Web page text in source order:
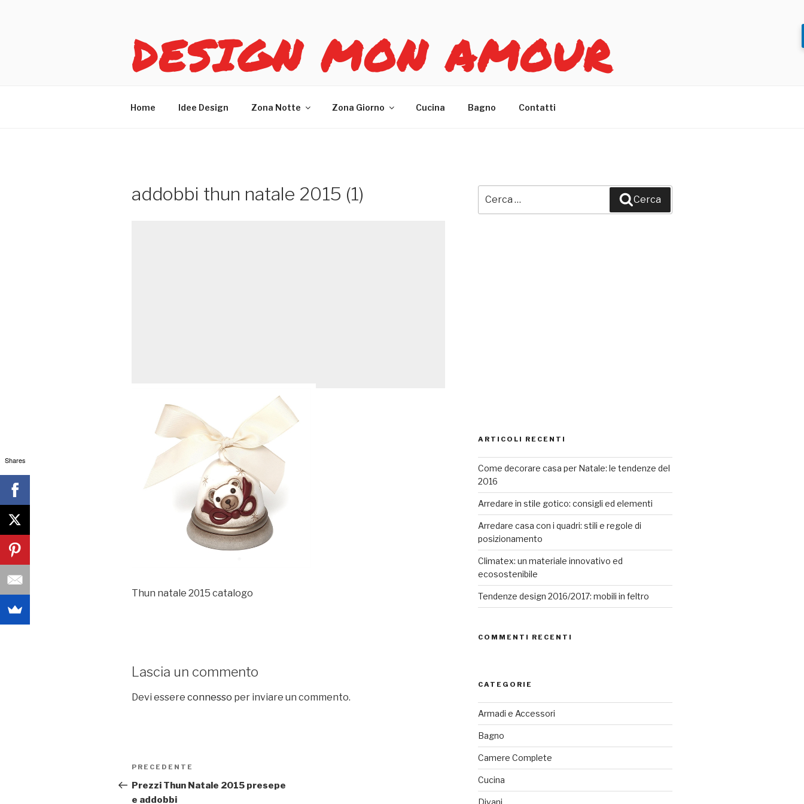
DESIGN MON AMOUR
Home Idee Design Zona Notte Zona Giorno Cucina Bagno Contatti
addobbi thun natale 2015 (1)
Thun natale 2015 catalogo
Lascia un commento
Devi essere connesso per inviare un commento.
Navigazione
articoli
Articolo
precedente:
PRECEDENTE
Prezzi Thun Natale 2015 presepe
e addobbi
Cerca
ARTICOLI RECENTI
Come decorare casa per Natale: le tendenze del
2016
Arredare in stile gotico: consigli ed elementi
Arredare casa con i quadri: stili e regole di
posizionamento
Climatex: un materiale innovativo ed
ecosostenibile
Tendenze design 2016/2017: mobili in feltro
COMMENTI RECENTI
CATEGORIE
Armadi e Accessori
Bagno
Camere Complete
Cucina
Shares